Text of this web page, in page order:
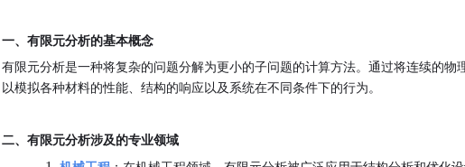
一、有限元分析的基本概念
有限元分析是一种将复杂的问题分解为更小的子问题的计算方法。通过将连续的物
以模拟各种材料的性能、结构的响应以及系统在不同条件下的行为。
二、有限元分析涉及的专业领域